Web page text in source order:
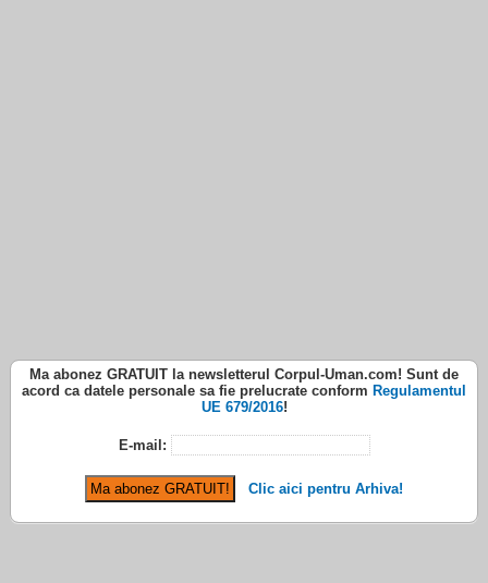
Ma abonez GRATUIT la newsletterul Corpul-Uman.com! Sunt de
acord ca datele personale sa fie prelucrate conform Regulamentul
UE 679/2016!
E-mail:
Clic aici pentru Arhiva!